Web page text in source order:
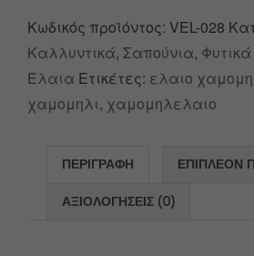
Κωδικός προϊόντος: VEL-028
Καλλυντικά, Σαπούνια,
Έλαια Ετικέτες: ελαιο
χαμομηλι, χαμομηλελαιο
ΠΕΡΙΓΡΑΦΉ ΕΠΙΠΛΈΟΝ
ΑΞΙΟΛΟΓΉΣΕΙΣ (0)